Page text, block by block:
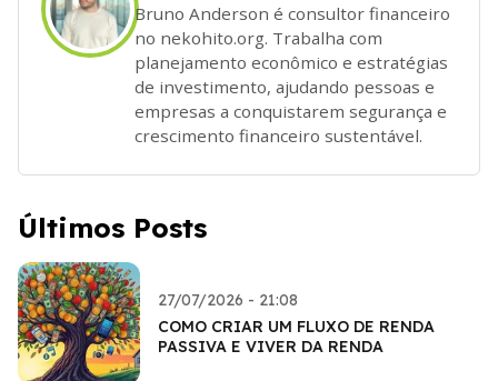
Bruno Anderson é consultor financeiro
no nekohito.org. Trabalha com
planejamento econômico e estratégias
de investimento, ajudando pessoas e
empresas a conquistarem segurança e
crescimento financeiro sustentável.
Últimos Posts
27/07/2026 - 21:08
COMO CRIAR UM FLUXO DE RENDA
PASSIVA E VIVER DA RENDA